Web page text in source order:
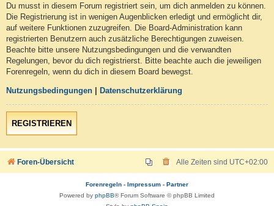
Du musst in diesem Forum registriert sein, um dich anmelden zu können.
Die Registrierung ist in wenigen Augenblicken erledigt und ermöglicht dir,
auf weitere Funktionen zuzugreifen. Die Board-Administration kann
registrierten Benutzern auch zusätzliche Berechtigungen zuweisen.
Beachte bitte unsere Nutzungsbedingungen und die verwandten
Regelungen, bevor du dich registrierst. Bitte beachte auch die jeweiligen
Forenregeln, wenn du dich in diesem Board bewegst.
Nutzungsbedingungen Datenschutzerklärung
REGISTRIEREN
Foren-Übersicht Alle Zeiten sind UTC+02:00
Forenregeln - Impressum - Partner
Powered by phpBB® Forum Software © phpBB Limited